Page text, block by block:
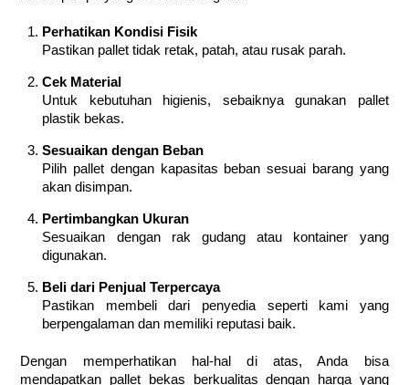
Perhatikan Kondisi Fisik
Pastikan pallet tidak retak, patah, atau rusak parah.
Cek Material
Untuk kebutuhan higienis, sebaiknya gunakan pallet
plastik bekas.
Sesuaikan dengan Beban
Pilih pallet dengan kapasitas beban sesuai barang yang
akan disimpan.
Pertimbangkan Ukuran
Sesuaikan dengan rak gudang atau kontainer yang
digunakan.
Beli dari Penjual Terpercaya
Pastikan membeli dari penyedia seperti kami yang
berpengalaman dan memiliki reputasi baik.
Dengan memperhatikan hal-hal di atas, Anda bisa
mendapatkan pallet bekas berkualitas dengan harga yang